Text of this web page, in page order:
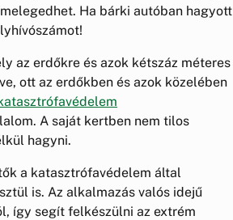
Ha bárki autóban hagyott
az erdőkre és azok kétszáz méteres
ott az erdőkben és azok közelében
A saját kertben nem tilos
hagyni.
a katasztrófavédelem által
is. Az alkalmazás valós idejű
így segít felkészülni az extrém